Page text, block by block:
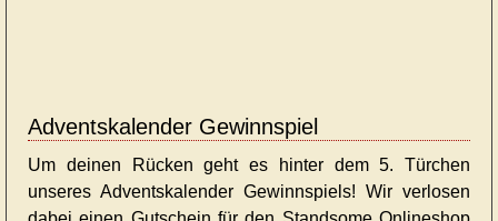
Adventskalender Gewinnspiel
Um deinen Rücken geht es hinter dem 5. Türchen
unseres Adventskalender Gewinnspiels! Wir verlosen